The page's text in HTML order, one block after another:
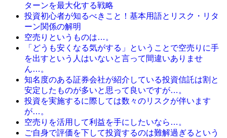
ターンを最大化する戦略
投資初心者が知るべきこと！基本用語とリスク・リタ
ーン関係の解明
空売りというものは…。
「どうも安くなる気がする」ということで空売りに手
を出すという人はいないと言って間違いありませ
ん…。
知名度のある証券会社が紹介している投資信託は割と
安定したものが多いと思って良いですが…。
投資を実施するに際しては数々のリスクが伴います
が…。
空売りを活用して利益を手にしたいなら…。
ご自身で評価を下して投資するのは難解過ぎるという